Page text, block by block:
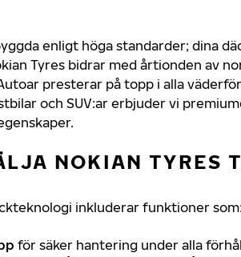
enligt höga standarder; dina
Tyres bidrar med årtionden av
presterar på topp i alla
och SUV:ar erbjuder vi
NOKIAN TYRES
inkluderar funktioner
för säker hantering under alla